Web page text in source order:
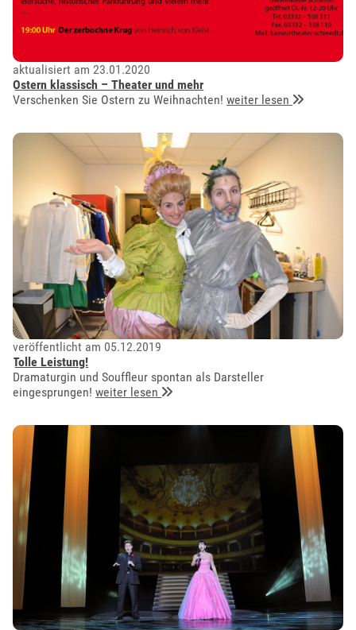
aktualisiert am 23.01.2020
Ostern klassisch – Theater und mehr
Verschenken Sie Ostern zu Weihnachten!weiter lesen
veröffentlicht am 05.12.2019
Tolle Leistung!
Dramaturgin und Souffleur spontan als Darsteller
eingesprungen!weiter lesen